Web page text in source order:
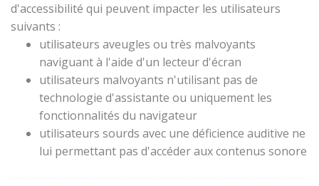
d'accessibilité qui peuvent impacter les utilisateurs
suivants :
utilisateurs aveugles ou très malvoyants
naviguant à l'aide d'un lecteur d'écran
utilisateurs malvoyants n'utilisant pas de
technologie d'assistante ou uniquement les
fonctionnalités du navigateur
utilisateurs sourds avec une déficience auditive ne
lui permettant pas d'accéder aux contenus sonore